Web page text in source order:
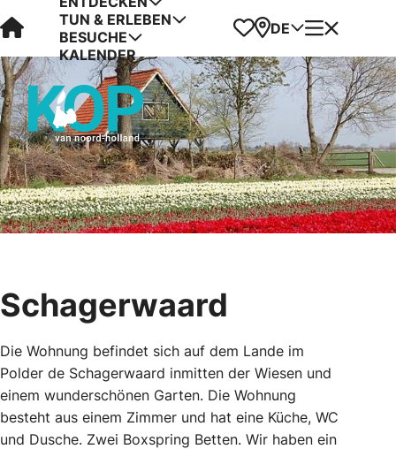
Visit Kop van Holland
TUN & ERLEBEN
BESUCHE
KALENDER
Favoriten
Karte
DE Menü
Schagerwaard
Die Wohnung befindet sich auf dem Lande im
Polder de Schagerwaard inmitten der Wiesen und
einem wunderschönen Garten. Die Wohnung
besteht aus einem Zimmer und hat eine Küche, WC
und Dusche. Zwei Boxspring Betten. Wir haben ein